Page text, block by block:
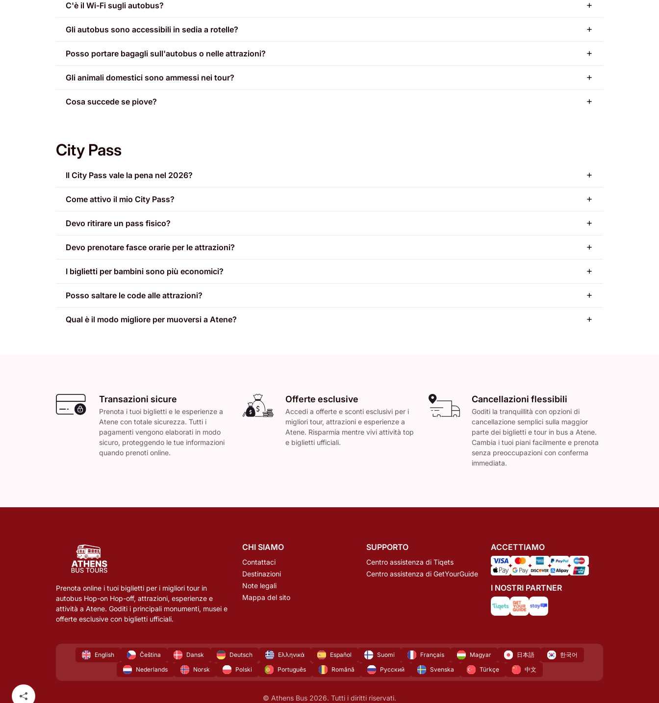
C'è il Wi-Fi sugli autobus?
Gli autobus sono accessibili in sedia a rotelle?
Posso portare bagagli sull'autobus o nelle attrazioni?
Gli animali domestici sono ammessi nei tour?
Cosa succede se piove?
City Pass
Il City Pass vale la pena nel 2026?
Come attivo il mio City Pass?
Devo ritirare un pass fisico?
Devo prenotare fasce orarie per le attrazioni?
I biglietti per bambini sono più economici?
Posso saltare le code alle attrazioni?
Qual è il modo migliore per muoversi a Atene?
Transazioni sicure
Prenota i tuoi biglietti e le esperienze a
Atene con totale sicurezza. Tutti i
pagamenti vengono elaborati in modo
sicuro, proteggendo le tue informazioni
quando prenoti online.
Offerte esclusive
Accedi a offerte e sconti esclusivi per i
migliori tour, attrazioni e esperienze a
Atene. Risparmia mentre vivi attività top
e biglietti ufficiali.
Cancellazioni flessibili
Goditi la tranquillità con opzioni di
cancellazione semplici sulla maggior
parte dei biglietti e tour in bus a Atene.
Cambia i tuoi piani facilmente e prenota
senza preoccupazioni con conferma
immediata.
Prenota online i tuoi biglietti per i migliori tour in
autobus Hop-on Hop-off, attrazioni, esperienze e
attività a Atene. Goditi i principali monumenti, musei e
offerte esclusive con biglietti ufficiali.
CHI SIAMO
Contattaci
Destinazioni
Note legali
Mappa del sito
SUPPORTO
Centro assistenza di Tiqets
Centro assistenza di GetYourGuide
ACCETTIAMO
I NOSTRI PARTNER
English Čeština Dansk Deutsch Ελληνικά Español Suomi Français Magyar 日本語
한국어
Nederlands
Norsk Polski Português Română Русский Svenska Türkçe 中文
© Athens Bus 2026. Tutti i diritti riservati.